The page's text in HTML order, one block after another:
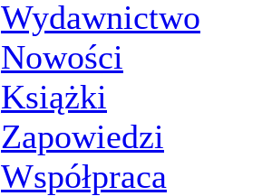
Wydawnictwo
Nowości
Książki
Zapowiedzi
Współpraca